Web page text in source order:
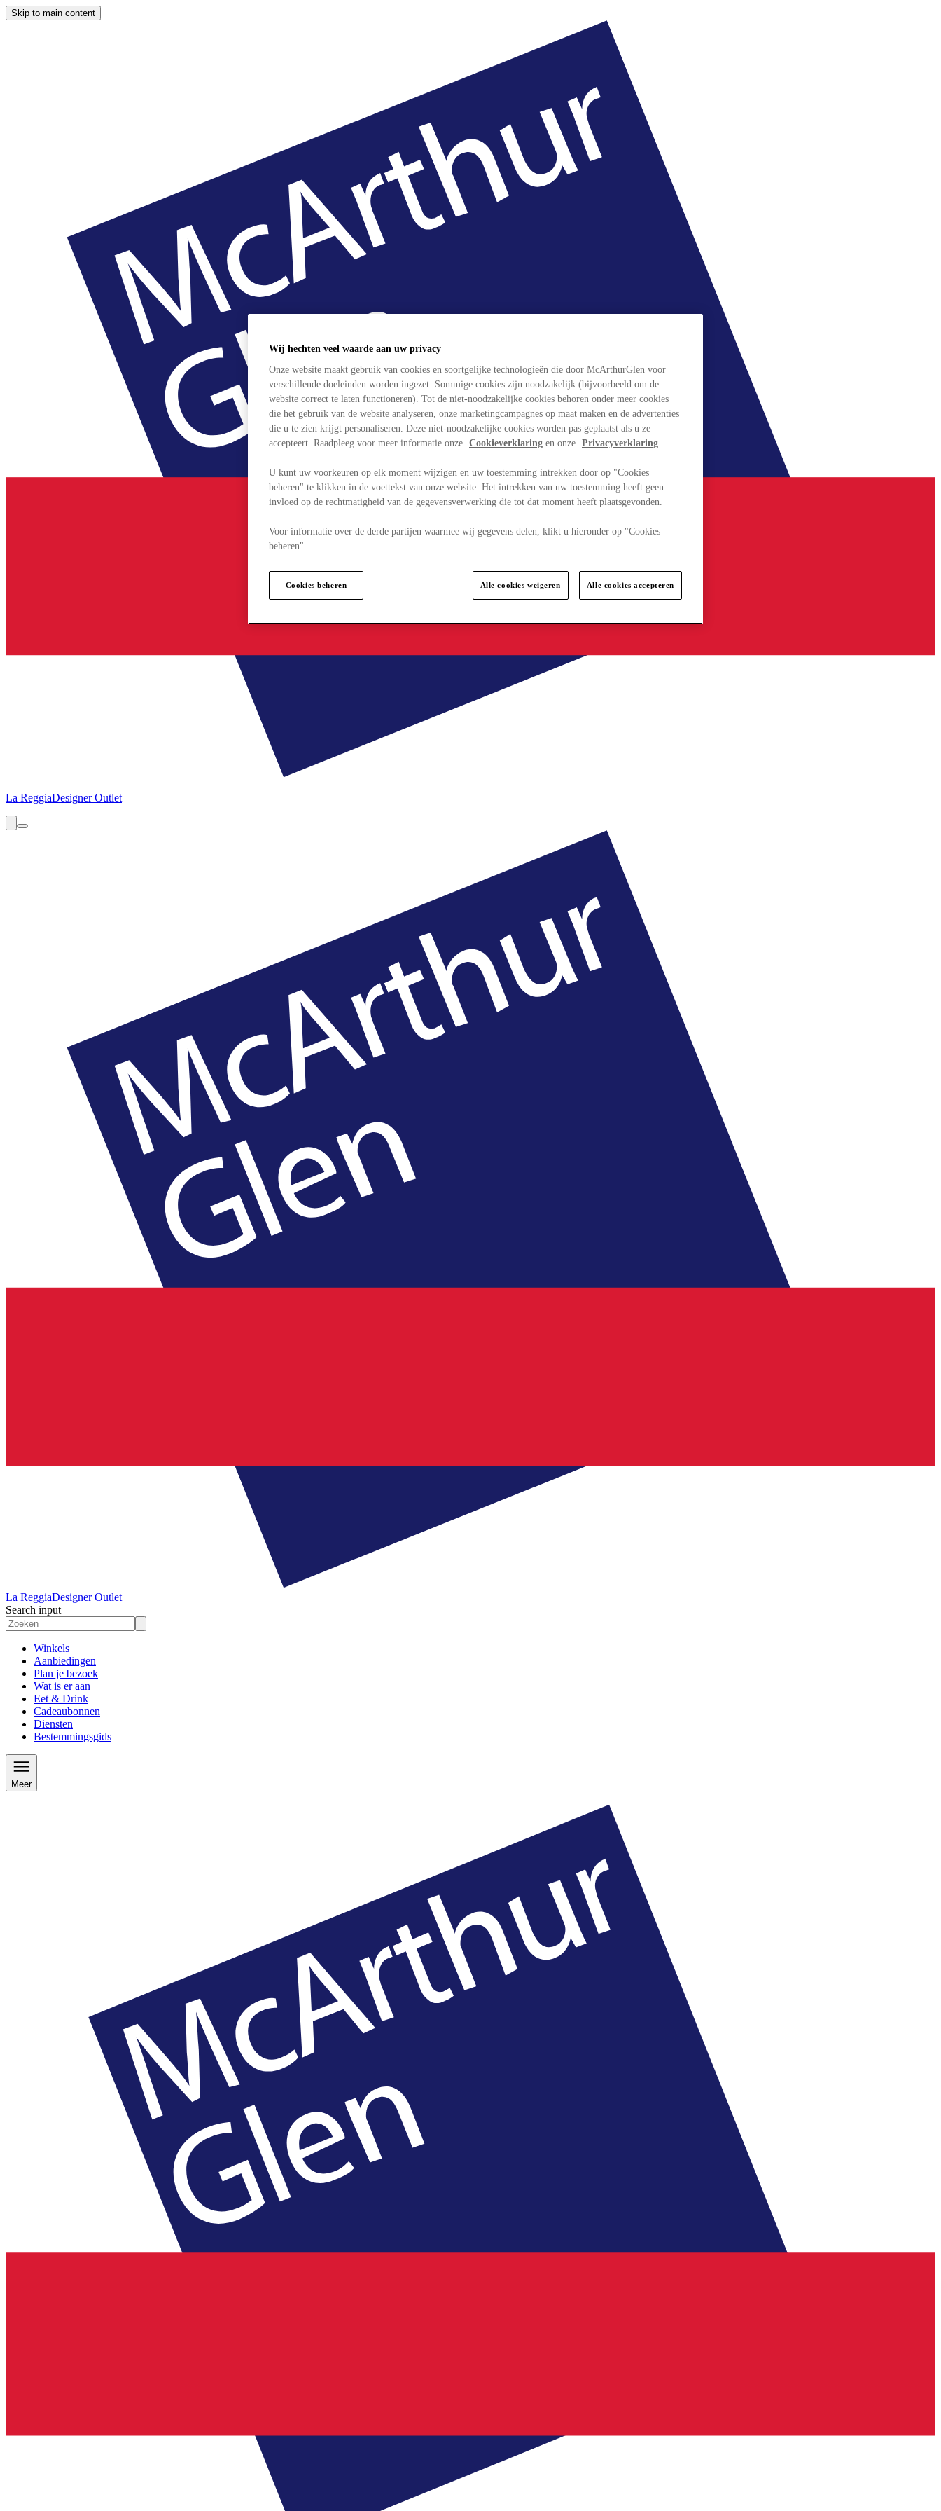
Skip to main content
La ReggiaDesigner Outlet
La ReggiaDesigner Outlet
Search input
Winkels
Aanbiedingen
Plan je bezoek
Wat is er aan
Eet & Drink
Cadeaubonnen
Diensten
Bestemmingsgids
Meer
Wij hechten veel waarde aan uw privacy
Onze website maakt gebruik van cookies en soortgelijke technologieën die door McArthurGlen voor
verschillende doeleinden worden ingezet. Sommige cookies zijn noodzakelijk (bijvoorbeeld om de
website correct te laten functioneren). Tot de niet-noodzakelijke cookies behoren onder meer cookies
die het gebruik van de website analyseren, onze marketingcampagnes op maat maken en de advertenties
die u te zien krijgt personaliseren. Deze niet-noodzakelijke cookies worden pas geplaatst als u ze
accepteert. Raadpleeg voor meer informatie onze Cookieverklaring en onze Privacyverklaring.
U kunt uw voorkeuren op elk moment wijzigen en uw toestemming intrekken door op "Cookies
beheren" te klikken in de voettekst van onze website. Het intrekken van uw toestemming heeft geen
invloed op de rechtmatigheid van de gegevensverwerking die tot dat moment heeft plaatsgevonden.
Voor informatie over de derde partijen waarmee wij gegevens delen, klikt u hieronder op "Cookies
beheren".
Cookies beheren Alle cookies weigeren Alle cookies accepteren